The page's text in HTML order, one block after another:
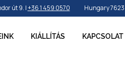
út 9. |+36 1 459 0570 Hungary 7623
KIÁLLÍTÁS KAPCSOLAT